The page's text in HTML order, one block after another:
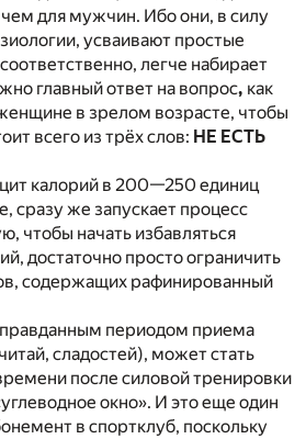
для мужчин. Ибо они, в силу
, усваивают простые
легче набирает
главный ответ на вопрос, как
в зрелом возрасте, чтобы
всего из трёх слов: НЕ ЕСТЬ
калорий в 200—250 единиц
сразу же запускает процесс
чтобы начать избавляться
достаточно просто ограничить
содержащих рафинированный
периодом приема
сладостей), может стать
после силовой тренировки
окно». И это еще один
в спортклуб, поскольку